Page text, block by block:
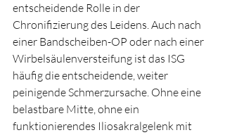
entscheidende Rolle in der
Chronifizierung des Leidens. Auch nach
einer Bandscheiben-OP oder nach einer
Wirbelsäulenversteifung ist das ISG
häufig die entscheidende, weiter
peinigende Schmerzursache. Ohne eine
belastbare Mitte, ohne ein
funktionierendes Iliosakralgelenk mit